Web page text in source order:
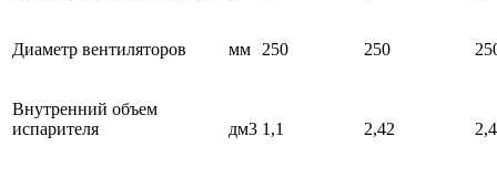
Диаметр вентиляторов мм 250 250
Внутренний объем
испарителя
дм3 1,1 2,42